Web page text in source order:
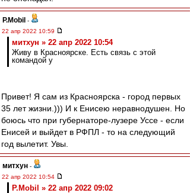
P.Mobil -
22 апр 2022 10:59
митхун » 22 апр 2022 10:54
Живу в Красноярске. Есть связь с этой
командой у
Привет! Я сам из Красноярска - город первых
35 лет жизни.))) И к Енисею неравнодушен. Но
боюсь что при губернаторе-лузере Уссе - если
Енисей и выйдет в РФПЛ - то на следующий
год вылетит. Увы.
митхун -
22 апр 2022 10:54
P.Mobil » 22 апр 2022 09:02